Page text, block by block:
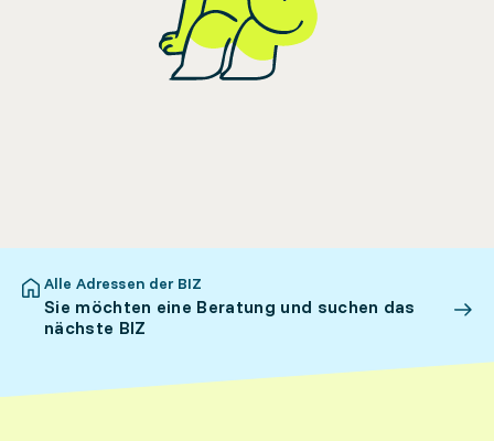
Alle Adressen der BIZ
Sie möchten eine Beratung und suchen das
nächste BIZ